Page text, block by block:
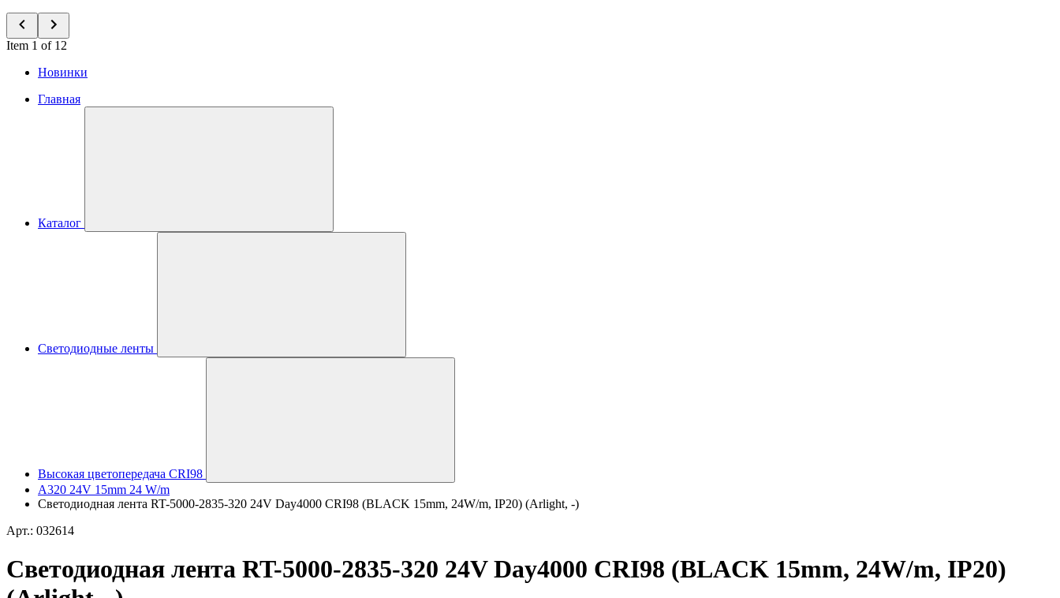
Item 1 of 12
Новинки
Главная
Каталог
Светодиодные ленты
Высокая цветопередача CRI98
A320 24V 15mm 24 W/m
Светодиодная лента RT-5000-2835-320 24V Day4000 CRI98 (BLACK 15mm, 24W/m, IP20) (Arlight, -)
Арт.: 032614
Светодиодная лента RT-5000-2835-320 24V Day4000 CRI98 (BLACK 15mm, 24W/m, IP20)